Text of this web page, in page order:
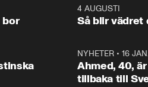
upp i val. Ska vi
så sitter vi förstås
kommentator My
Rohwedder ställer
utbildnings- och
Mohamsson till
bor
4 AUGUSTI
Så blir vädret
NYHETER• 16
Ahmed, 40,
tillbaka till